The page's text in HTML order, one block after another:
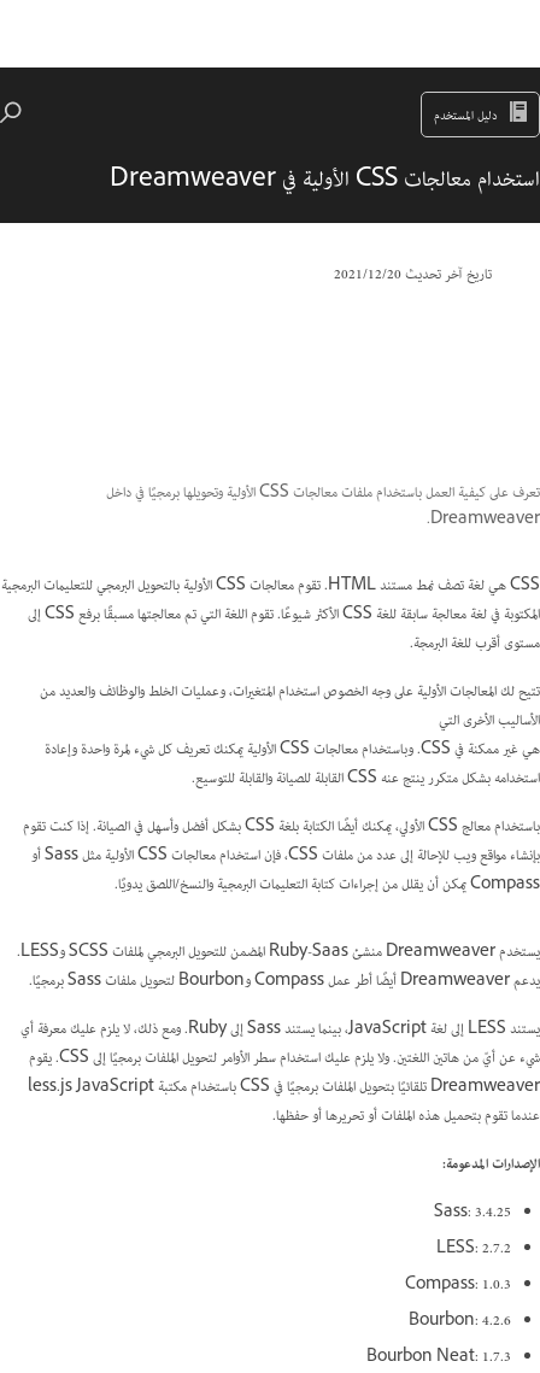
دليل المستخدم
استخدام معالجات CSS الأولية في Dreamweaver
تاريخ آخر تحديث20‏/12‏/2021
تعرف على كيفية العمل باستخدام ملفات معالجات CSS الأولية وتحويلها برمجيًا في داخل
Dreamweaver.
CSS هي لغة تصف نمط مستند HTML. تقوم معالجات CSS الأولية بالتحويل البرمجي للتعليمات البرمجية
المكتوبة في لغة معالجة سابقة للغة CSS الأكثر شيوعًا. تقوم اللغة التي تم معالجتها مسبقًا برفع CSS إلى
مستوى أقرب للغة البرمجة.
تتيح لك المعالجات الأولية على وجه الخصوص استخدام المتغيرات، وعمليات الخلط والوظائف والعديد من
الأساليب الأخرى التي
هي غير ممكنة في CSS. وباستخدام معالجات CSS الأولية يمكنك تعريف كل شيء لمرة واحدة وإعادة
استخدامه بشكل متكرر ينتج عنه CSS القابلة للصيانة والقابلة للتوسيع.
باستخدام معالج CSS الأولي، يمكنك أيضًا الكتابة بلغة CSS بشكل أفضل وأسهل في الصيانة. إذا كنت تقوم
بإنشاء مواقع ويب للإحالة إلى عدد من ملفات CSS، فإن استخدام معالجات CSS الأولية مثل Sass أو
Compass يمكن أن يقلل من إجراءات كتابة التعليمات البرمجية والنسخ/اللصق يدويًا.
يستخدم Dreamweaver منشئ Ruby-Saas المضمن للتحويل البرمجي لملفات SCSS وLESS.
يدعم Dreamweaver أيضًا أطر عمل Compass وBourbon لتحويل ملفات Sass برمجيًا.
يستند LESS إلى لغة JavaScript، بينما يستند Sass إلى Ruby. ومع ذلك، لا يلزم عليك معرفة أي
شيء عن أيّ من هاتين اللغتين. ولا يلزم عليك استخدام سطر الأوامر لتحويل الملفات برمجيًا إلى CSS. يقوم
Dreamweaver تلقائيًا بتحويل الملفات برمجيًا في CSS باستخدام مكتبة less.js JavaScript
عندما تقوم بتحميل هذه الملفات أو تحريرها أو حفظها.
الإصدارات المدعومة:
Sass: 3.4.25
LESS: 2.7.2
Compass: 1.0.3
Bourbon: 4.2.6
Bourbon Neat: 1.7.3